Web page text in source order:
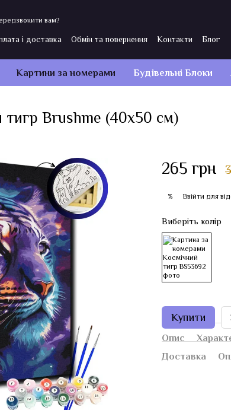
вам?
і доставка Обмін та повернення Контакти
Блог
Картини за номерами Будівельні Блоки
Brushme (40x50 см)
265 грн
% Ввійти для
Виберіть колір
Купити
Опис
Доставка